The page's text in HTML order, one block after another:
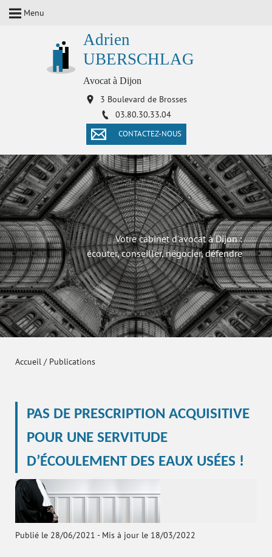
Menu
Adrien
UBERSCHLAG
Avocat à Dijon
3 Boulevard de Brosses
03.80.30.33.04
CONTACTEZ-NOUS
Votre cabinet d'avocat à Dijon :
écouter, conseiller, négocier, défendre
Accueil / Publications
PAS DE PRESCRIPTION ACQUISITIVE
POUR UNE SERVITUDE
D’ÉCOULEMENT DES EAUX USÉES !
Publié le 28/06/2021 - Mis à jour le 18/03/2022